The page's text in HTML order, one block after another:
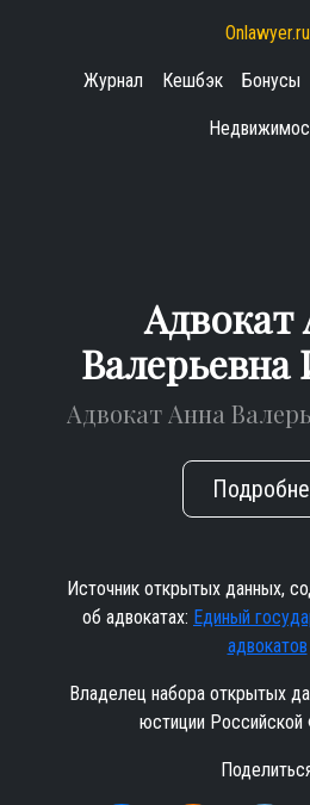
Onlawyer.ru
Журнал Кешбэк Бонусы
Адвокат
Валерьевна
Адвокат Анна
Источник открытых данных,
об адвокатах: Единый
адвокатов
Владелец набора открытых
юстиции Российской